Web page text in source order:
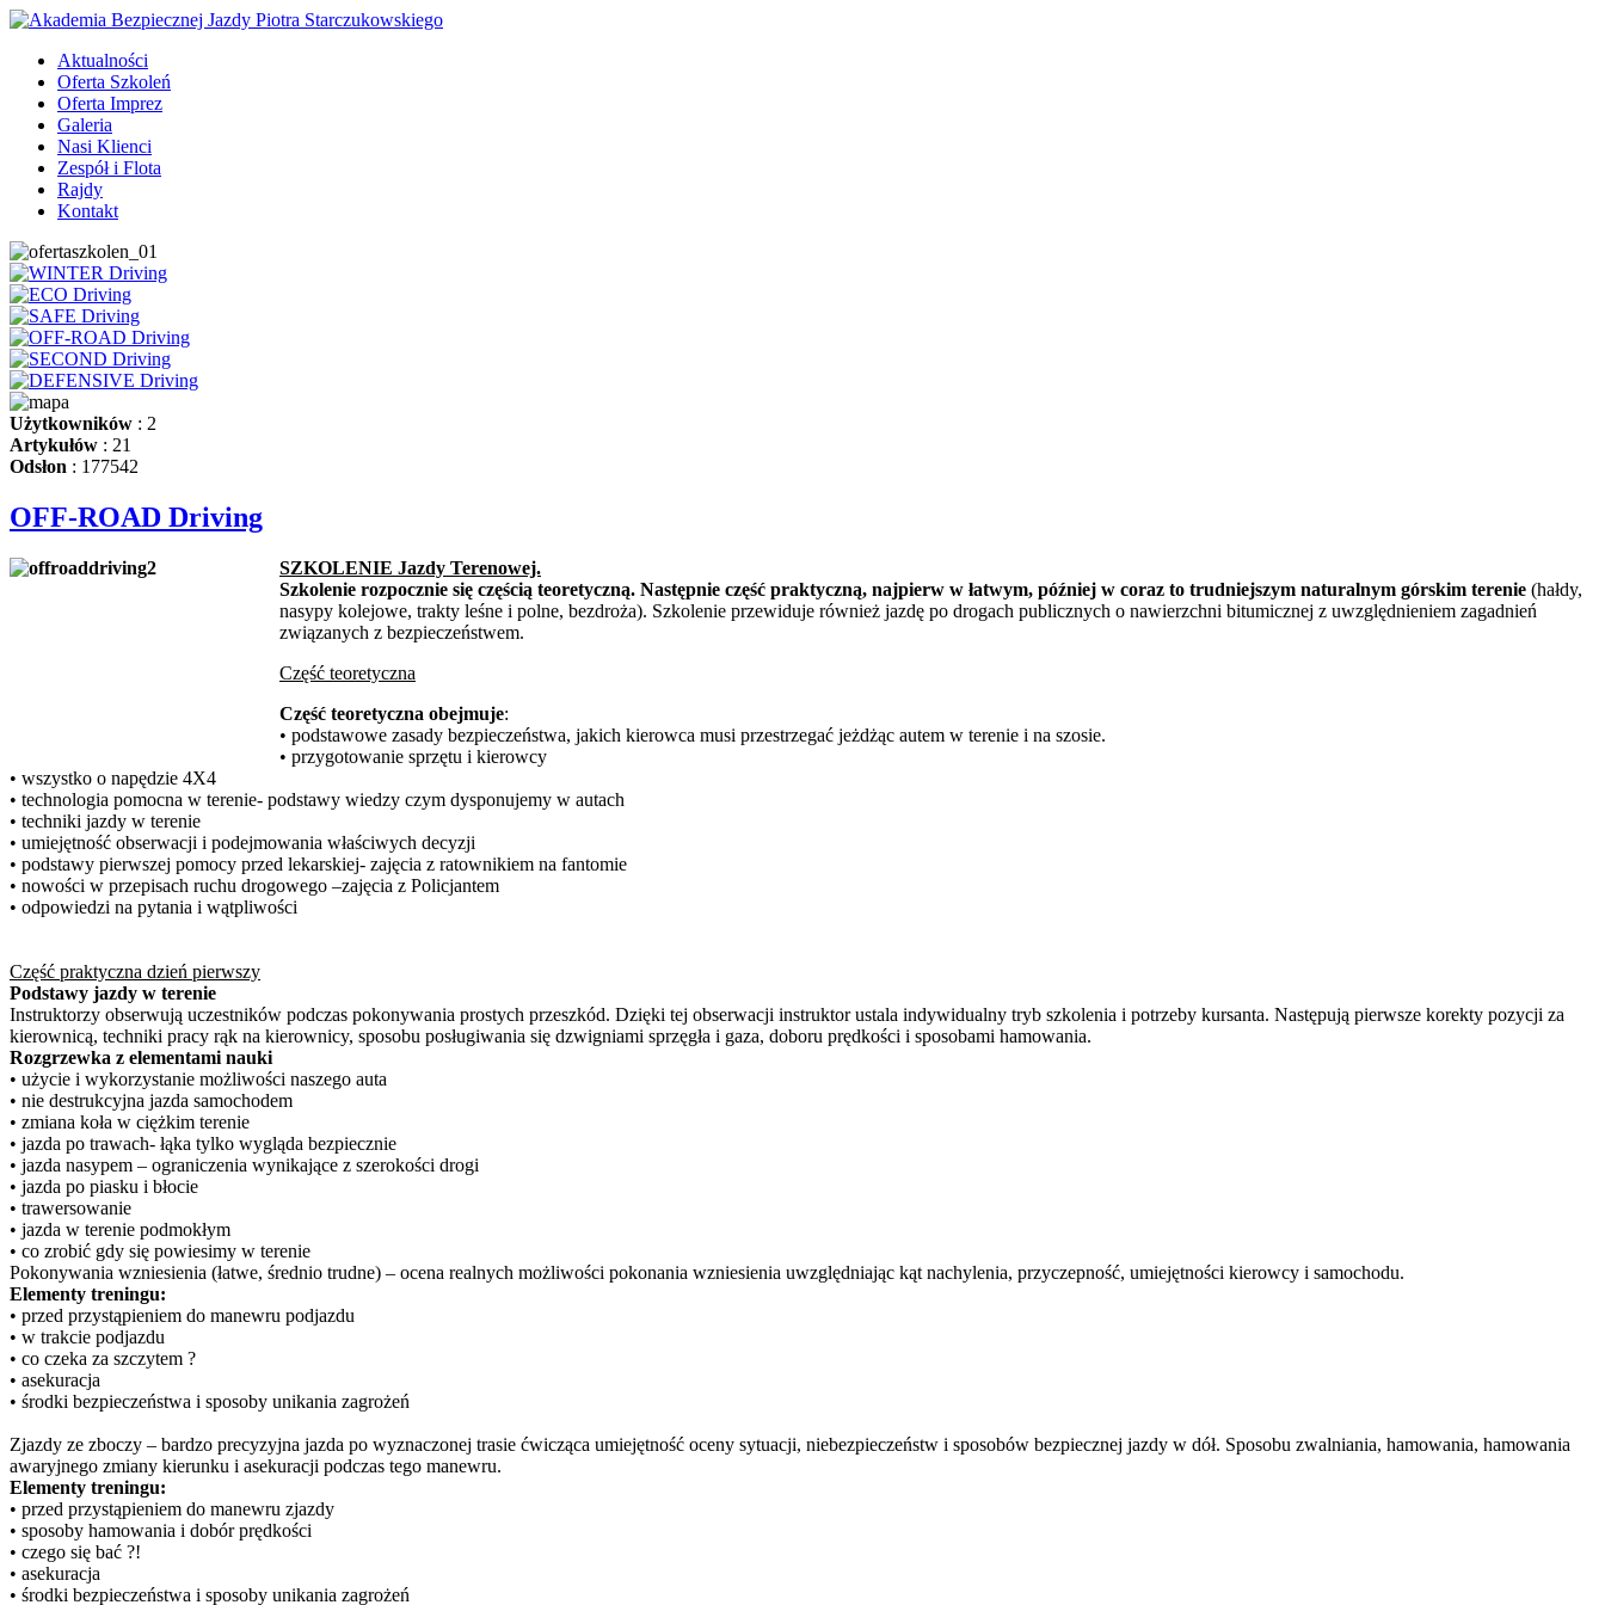
Aktualności
Oferta Szkoleń
Oferta Imprez
Galeria
Nasi Klienci
Zespół i Flota
Rajdy
Kontakt
Użytkowników : 2
Artykułów : 21
Odsłon : 177542
OFF-ROAD Driving
SZKOLENIE Jazdy Terenowej.
Szkolenie rozpocznie się częścią teoretyczną. Następnie część praktyczną, najpierw w łatwym, później w coraz to trudniejszym naturalnym górskim terenie (hałdy,
nasypy kolejowe, trakty leśne i polne, bezdroża). Szkolenie przewiduje również jazdę po drogach publicznych o nawierzchni bitumicznej z uwzględnieniem zagadnień
związanych z bezpieczeństwem.
Część teoretyczna
Część teoretyczna obejmuje:
• podstawowe zasady bezpieczeństwa, jakich kierowca musi przestrzegać jeżdżąc autem w terenie i na szosie.
• przygotowanie sprzętu i kierowcy
• wszystko o napędzie 4X4
• technologia pomocna w terenie- podstawy wiedzy czym dysponujemy w autach
• techniki jazdy w terenie
• umiejętność obserwacji i podejmowania właściwych decyzji
• podstawy pierwszej pomocy przed lekarskiej- zajęcia z ratownikiem na fantomie
• nowości w przepisach ruchu drogowego –zajęcia z Policjantem
• odpowiedzi na pytania i wątpliwości
Część praktyczna dzień pierwszy
Podstawy jazdy w terenie
Instruktorzy obserwują uczestników podczas pokonywania prostych przeszkód. Dzięki tej obserwacji instruktor ustala indywidualny tryb szkolenia i potrzeby kursanta. Następują pierwsze korekty pozycji za
kierownicą, techniki pracy rąk na kierownicy, sposobu posługiwania się dzwigniami sprzęgła i gaza, doboru prędkości i sposobami hamowania.
Rozgrzewka z elementami nauki
• użycie i wykorzystanie możliwości naszego auta
• nie destrukcyjna jazda samochodem
• zmiana koła w ciężkim terenie
• jazda po trawach- łąka tylko wygląda bezpiecznie
• jazda nasypem – ograniczenia wynikające z szerokości drogi
• jazda po piasku i błocie
• trawersowanie
• jazda w terenie podmokłym
• co zrobić gdy się powiesimy w terenie
Pokonywania wzniesienia (łatwe, średnio trudne) – ocena realnych możliwości pokonania wzniesienia uwzględniając kąt nachylenia, przyczepność, umiejętności kierowcy i samochodu.
Elementy treningu:
• przed przystąpieniem do manewru podjazdu
• w trakcie podjazdu
• co czeka za szczytem ?
• asekuracja
• środki bezpieczeństwa i sposoby unikania zagrożeń
Zjazdy ze zboczy – bardzo precyzyjna jazda po wyznaczonej trasie ćwicząca umiejętność oceny sytuacji, niebezpieczeństw i sposobów bezpiecznej jazdy w dół. Sposobu zwalniania, hamowania, hamowania
awaryjnego zmiany kierunku i asekuracji podczas tego manewru.
Elementy treningu:
• przed przystąpieniem do manewru zjazdy
• sposoby hamowania i dobór prędkości
• czego się bać ?!
• asekuracja
• środki bezpieczeństwa i sposoby unikania zagrożeń